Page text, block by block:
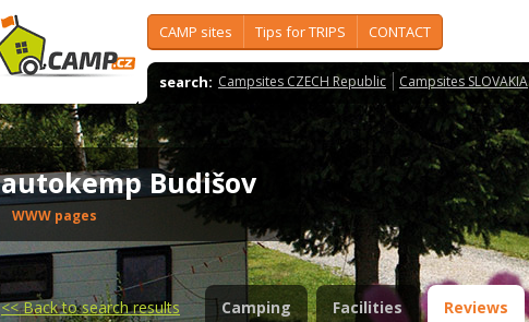
CAMP sites Tips for TRIPS CONTACT
search: Campsites CZECH Republic Campsites SLOVAKIA
autokemp Budišov
WWW pages
<<Back to search results Camping Facilities Reviews